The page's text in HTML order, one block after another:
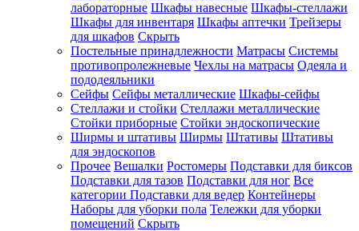
лабораторные Шкафы навесные Шкафы-стеллажи
Шкафы для инвентаря Шкафы аптечки Трейзеры
для шкафов Скрыть
Постельные принадлежности Матрасы Системы
противопролежневые Чехлы на матрасы Одеяла и
пододеяльники
Сейфы Сейфы металлические Шкафы-сейфы
Стеллажи и стойки Стеллажи металлические
Стойки приборные Стойки эндоскопические
Ширмы и штативы Ширмы Штативы Штативы
для эндоскопов
Прочее Вешалки Ростомеры Подставки для биксов
Подставки для тазов Подставки для ног Все
категории Подставки для ведер Контейнеры
Наборы для уборки пола Тележки для уборки
помещений Скрыть